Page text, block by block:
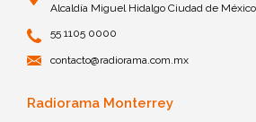
Alcaldía Miguel Hidalgo Ciudad de
55 1105 0000
contacto@radiorama.com.mx
Radiorama Monterrey